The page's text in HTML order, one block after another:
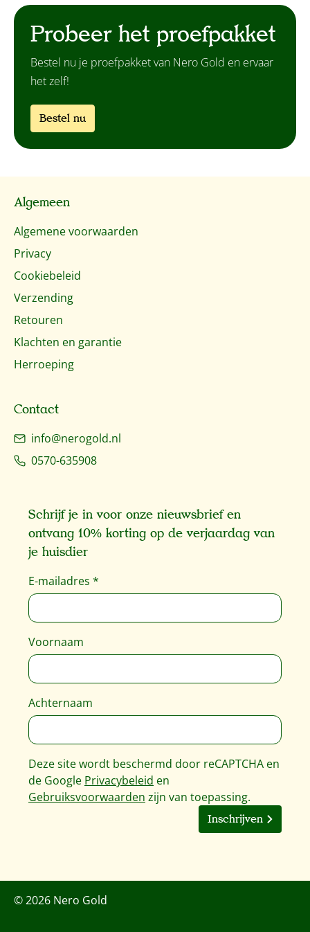
Probeer het proefpakket
Bestel nu je proefpakket van Nero Gold en ervaar
het zelf!
Bestel nu
Algemeen
Algemene voorwaarden
Privacy
Cookiebeleid
Verzending
Retouren
Klachten en garantie
Herroeping
Contact
info@nerogold.nl
0570-635908
Schrijf je in voor onze nieuwsbrief en
ontvang 10% korting op de verjaardag van
je huisdier
E-mailadres *
Voornaam
Achternaam
Deze site wordt beschermd door reCAPTCHA en
de Google Privacybeleid en
Gebruiksvoorwaarden zijn van toepassing.
Inschrijven
© 2026 Nero Gold